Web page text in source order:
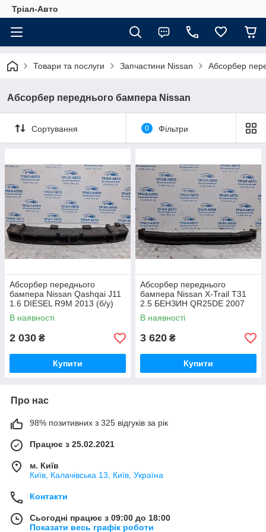
Тріал-Авто
Товари та послуги Запчастини Nissan Абсорбер
Абсорбер переднього бампера Nissan
Сортування 0 Фільтри
Абсорбер переднього
бампера Nissan Qashqai J11
1.6 DIESEL R9M 2013 (б/у)
В наявності
2 030 ₴
Купити
Абсорбер переднього
бампера Nissan X-Trail T31
2.5 БЕНЗИН QR25DE 2007
(б/у)
В наявності
3 620 ₴
Купити
Про нас
98% позитивних з 325 відгуків за рік
Працює з 25.02.2021
м. Київ
Київ, Калачівська 13, Київ, Україна
Контакти
Сьогодні працює з 09:00 до 18:00
Показати весь графік роботи